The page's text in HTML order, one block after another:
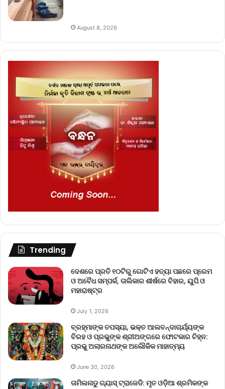
August 8, 2026
Trending
ଦେଶରେ ପ୍ରତି ୧୦ଟିରୁ ଗୋଟିଏ ହତ୍ୟା ପଛରେ ପ୍ରେମ
ଓ ଅବୈଧ ସମ୍ପର୍କ, ତାଲିକାର ଶୀର୍ଷରେ ବିହାର, ୟୁପି ଓ
ମହାରାଷ୍ଟ୍ର
July 1, 2026
ବ୍ରହ୍ମାଙ୍କ ତପସ୍ୟା, ଭକ୍ତ ଆଲବନ୍ଦାଚାର୍ଯ୍ୟଙ୍କ
ବିରହ ଓ ପ୍ରଭୁଙ୍କ ଶ୍ରୀଅଙ୍ଗରେ ଫୋଟକାର ଚିହ୍ନ:
ପ୍ରଭୁ ଅଲାରନାଥଙ୍କ ଅଲୌକିକ ମାହାତ୍ମ୍ୟ
June 30, 2026
ତାମିଲନାଡୁ ଗ୍ୟାସ୍ ଟ୍ରାଜେଡି: ମୃତ ଓଡ଼ିଆ ଶ୍ରମିକଙ୍କ